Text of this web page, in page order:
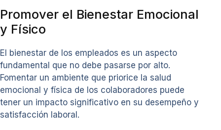
Promover el Bienestar Emocional
y Físico
El bienestar de los empleados es un aspecto
fundamental que no debe pasarse por alto.
Fomentar un ambiente que priorice la salud
emocional y física de los colaboradores puede
tener un impacto significativo en su desempeño y
satisfacción laboral.